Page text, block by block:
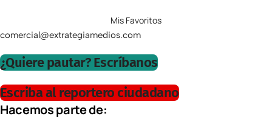
Mis Favoritos
comercial@extrategiamedios.com
¿Quiere pautar? Escríbanos
Escriba al reportero ciudadano
Hacemos parte de: